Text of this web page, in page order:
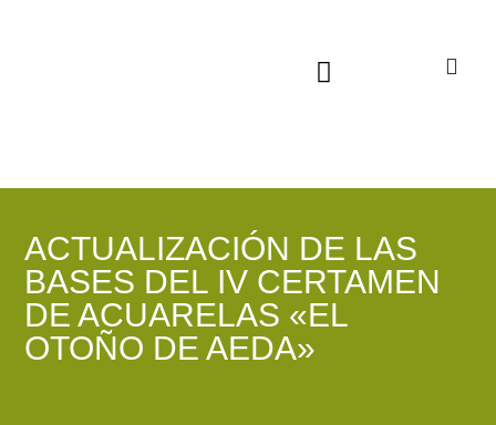
ACTUALIZACIÓN DE LAS
BASES DEL IV CERTAMEN
DE ACUARELAS «EL
OTOÑO DE AEDA»